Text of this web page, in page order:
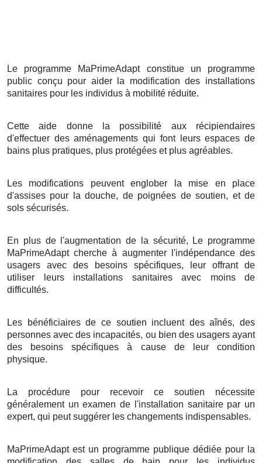
Le programme MaPrimeAdapt constitue un programme
public conçu pour aider la modification des installations
sanitaires pour les individus à mobilité réduite.
Cette aide donne la possibilité aux récipiendaires
d'effectuer des aménagements qui font leurs espaces de
bains plus pratiques, plus protégées et plus agréables.
Les modifications peuvent englober la mise en place
d'assises pour la douche, de poignées de soutien, et de
sols sécurisés.
En plus de l'augmentation de la sécurité, Le programme
MaPrimeAdapt cherche à augmenter l'indépendance des
usagers avec des besoins spécifiques, leur offrant de
utiliser leurs installations sanitaires avec moins de
difficultés.
Les bénéficiaires de ce soutien incluent des aînés, des
personnes avec des incapacités, ou bien des usagers ayant
des besoins spécifiques à cause de leur condition
physique.
La procédure pour recevoir ce soutien nécessite
généralement un examen de l'installation sanitaire par un
expert, qui peut suggérer les changements indispensables.
MaPrimeAdapt est un programme publique dédiée pour la